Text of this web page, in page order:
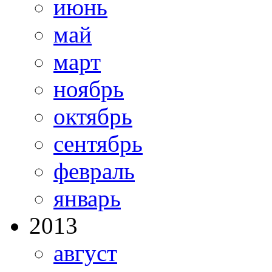
июнь
май
март
ноябрь
октябрь
сентябрь
февраль
январь
2013
август